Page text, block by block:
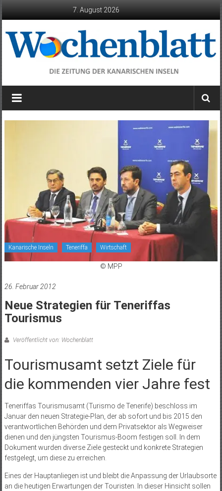
7. August 2026
Wochenblatt
die
Kanarische Inseln Teneriffa Wirtschaft
© MPP
26. Februar 2012
Neue Strategien für Teneriffas
Tourismus
Veröffentlicht von: Wochenblatt
Tourismusamt setzt Ziele für
die kommenden vier Jahre fest
Teneriffas Tourismusamt (Turismo de Tenerife) beschloss im
Januar den neuen Strategie-Plan, der ab sofort und bis 2015 den
verantwortlichen Behörden und dem Privatsektor als Wegweiser
dienen und den jüngsten Tourismus-Boom festigen soll. In dem
Dokument wurden diverse Ziele gesteckt und konkrete Strategien
festgelegt, um diese zu erreichen.
Eines der Hauptanliegen ist und bleibt die Anpassung der Urlaubsorte
an die heutigen Erwartungen der Touristen. In dieser Hinsicht sollen